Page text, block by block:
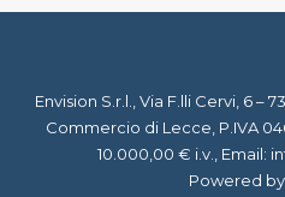
Envision S.r.l., Via F.lli Cervi, 6 –
Commercio di Lecce, P.IVA
10.000,00 € i.v., Email:
Powered by